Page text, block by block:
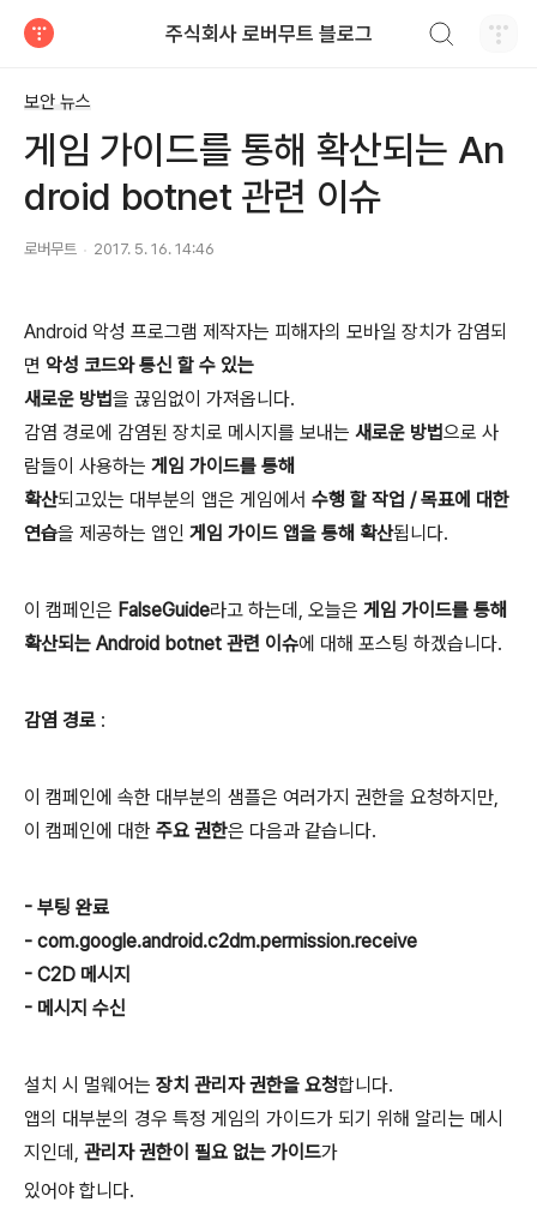
주식회사 로버무트 블로그
보안 뉴스
게임 가이드를 통해 확산되는 An
droid botnet 관련 이슈
로버무트 2017. 5. 16. 14:46
Android 악성 프로그램 제작자는 피해자의 모바일 장치가 감염되
면 악성 코드와 통신 할 수 있는
새로운 방법을 끊임없이 가져옵니다.
감염 경로에 감염된 장치로 메시지를 보내는 새로운 방법으로 사
람들이 사용하는 게임 가이드를 통해
확산되고있는 대부분의 앱은 게임에서 수행 할 작업 / 목표에 대한
연습을 제공하는 앱인 게임 가이드 앱을 통해 확산됩니다.
이 캠페인은 FalseGuide라고 하는데, 오늘은 게임 가이드를 통해
확산되는 Android botnet 관련 이슈에 대해 포스팅 하겠습니다.
감염 경로 :
이 캠페인에 속한 대부분의 샘플은 여러가지 권한을 요청하지만,
이 캠페인에 대한 주요 권한은 다음과 같습니다.
- 부팅 완료
- com.google.android.c2dm.permission.receive
- C2D 메시지
- 메시지 수신
설치 시 멀웨어는 장치 관리자 권한을 요청합니다.
앱의 대부분의 경우 특정 게임의 가이드가 되기 위해 알리는 메시
지인데, 관리자 권한이 필요 없는 가이드가
있어야 합니다.